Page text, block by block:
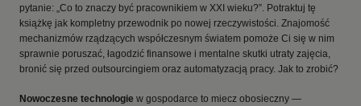
pytanie: „Co to znaczy być pracownikiem w XXI wieku?”. Potraktuj tę
książkę jak kompletny przewodnik po nowej rzeczywistości. Znajomość
mechanizmów rządzących współczesnym światem pomoże Ci się w nim
sprawnie poruszać, łagodzić finansowe i mentalne skutki utraty zajęcia,
bronić się przed outsourcingiem oraz automatyzacją pracy. Jak to zrobić?
Nowoczesne technologie w gospodarce to miecz obosieczny —